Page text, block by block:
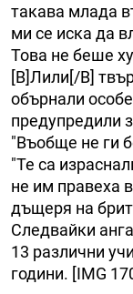
такава млада
ми се иска да
Това не беше
[B]Лили[/B]
обърнали
предупредили
"Въобще не ги
"Те са
не им правеха
дъщеря на
Следвайки
13 различни
години. [IMG